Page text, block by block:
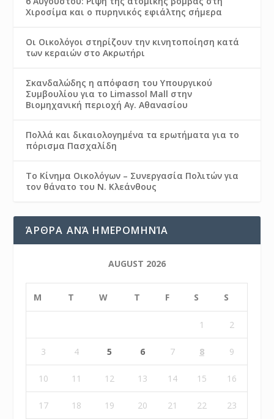
Χιροσίμα και ο πυρηνικός εφιάλτης σήμερα
Οι Οικολόγοι στηρίζουν την κινητοποίηση κατά
των κεραιών στο Ακρωτήρι
Σκανδαλώδης η απόφαση του Υπουργικού
Συμβουλίου για το Limassol Mall στην
Βιομηχανική περιοχή Αγ. Αθανασίου
Πολλά και δικαιολογημένα τα ερωτήματα για το
πόρισμα Πασχαλίδη
Το Κίνημα Οικολόγων – Συνεργασία Πολιτών για
τον θάνατο του Ν. Κλεάνθους
ΆΡΘΡΑ ΑΝΆ ΗΜΕΡΟΜΗΝΊΑ
AUGUST 2026
M T W T F S S
1 2
3 4 5 6 7 8 9
10 11 12 13 14 15 16
17 18 19 20 21 22 23